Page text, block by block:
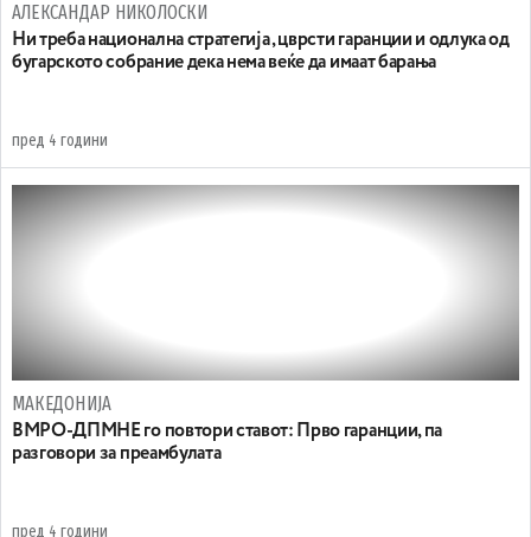
АЛЕКСАНДАР НИКОЛОСКИ
Ни треба национална стратегија , цврсти гаранции и одлука од
бугарското собрание дека нема веќе да имаат барања
пред 4 години
МАКЕДОНИЈА
ВМРО-ДПМНЕ го повтори ставот: Прво гаранции, па
разговори за преамбулата
пред 4 години